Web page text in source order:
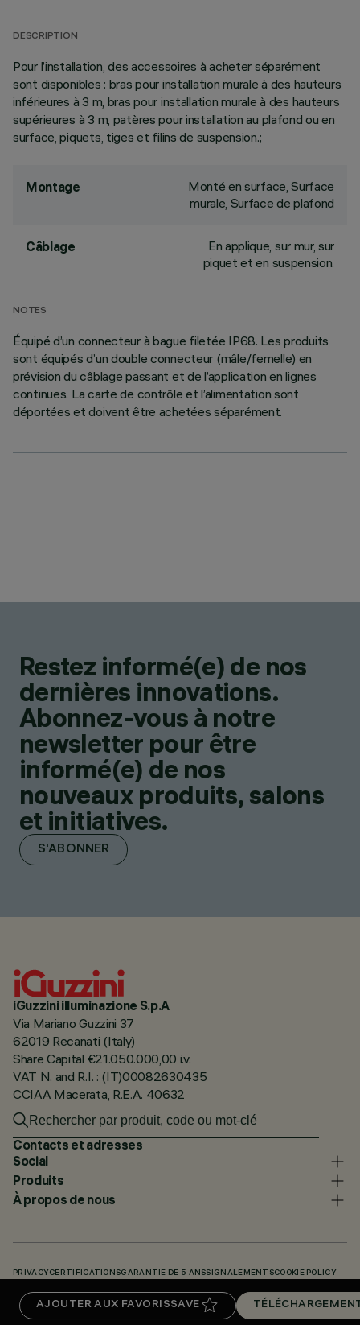
AJOUTER AUX FAVORISSAVE
DESCRIPTION
Pour l’installation, des accessoires à acheter séparément
sont disponibles : bras pour installation murale à des hauteurs
inférieures à 3 m, bras pour installation murale à des hauteurs
supérieures à 3 m, patères pour installation au plafond ou en
surface, piquets, tiges et filins de suspension.;
Montage
Monté en surface, Surface
murale, Surface de plafond
Câblage
En applique, sur mur, sur
piquet et en suspension.
NOTES
Équipé d’un connecteur à bague filetée IP68. Les produits
sont équipés d’un double connecteur (mâle/femelle) en
prévision du câblage passant et de l’application en lignes
continues. La carte de contrôle et l’alimentation sont
déportées et doivent être achetées séparément.
Restez informé(e) de nos
dernières innovations.
Abonnez-vous à notre
newsletter pour être
informé(e) de nos
nouveaux produits, salons
et initiatives.
S'ABONNER
iGuzzini illuminazione S.p.A
Via Mariano Guzzini 37
62019 Recanati (Italy)
Share Capital €21.050.000,00 i.v.
VAT N. and R.I. : (IT)00082630435
CCIAA Macerata, R.E.A. 40632
Contacts et adresses
Social
Produits
À propos de nous
PRIVACY CERTIFICATIONSGARANTIE DE 5 ANSSIGNALEMENTSCOOKIE POLICY
TÉLÉCHARGEMENTS